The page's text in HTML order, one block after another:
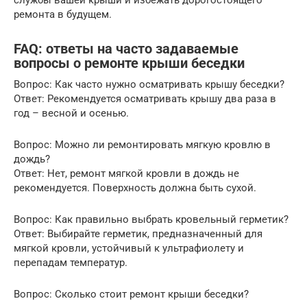
ремонта в будущем.
FAQ: ответы на часто задаваемые
вопросы о ремонте крыши беседки
Вопрос: Как часто нужно осматривать крышу беседки?
Ответ: Рекомендуется осматривать крышу два раза в
год – весной и осенью.
Вопрос: Можно ли ремонтировать мягкую кровлю в
дождь?
Ответ: Нет, ремонт мягкой кровли в дождь не
рекомендуется. Поверхность должна быть сухой.
Вопрос: Как правильно выбрать кровельный герметик?
Ответ: Выбирайте герметик, предназначенный для
мягкой кровли, устойчивый к ультрафиолету и
перепадам температур.
Вопрос: Сколько стоит ремонт крыши беседки?